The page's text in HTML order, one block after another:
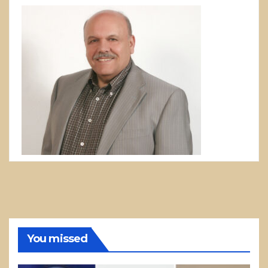
You missed